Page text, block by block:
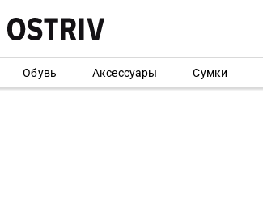
Обувь Аксессуары Сумки